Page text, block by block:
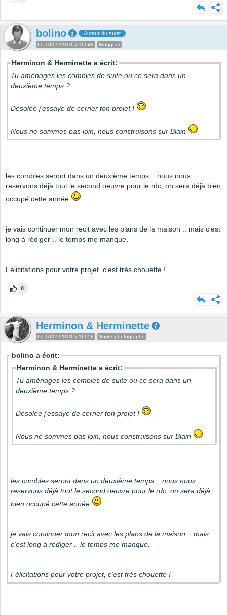
bolino Auteur du sujet
Le 10/05/2013 à 16h48 Bloggeur
Herminon & Herminette a écrit:
Tu aménages les combles de suite ou ce sera dans un
deuxième temps ?
Désolée j'essaye de cerner ton projet !
Nous ne sommes pas loin, nous construisons sur Blain
les combles seront dans un deuxième temps .. nous nous
reservons déjà tout le second oeuvre pour le rdc, on sera déjà bien
occupé cette année
je vais continuer mon recit avec les plans de la maison .. mais c'est
long à rédiger .. le temps me manque.
Félicitations pour votre projet, c'est très chouette !
0
Herminon & Herminette
Le 10/05/2013 à 16h58 Super photographe
bolino a écrit:
Herminon & Herminette a écrit:
Tu aménages les combles de suite ou ce sera dans un
deuxième temps ?
Désolée j'essaye de cerner ton projet !
Nous ne sommes pas loin, nous construisons sur Blain
les combles seront dans un deuxième temps .. nous nous
reservons déjà tout le second oeuvre pour le rdc, on sera déjà
bien occupé cette année
je vais continuer mon recit avec les plans de la maison .. mais
c'est long à rédiger .. le temps me manque.
Félicitations pour votre projet, c'est très chouette !